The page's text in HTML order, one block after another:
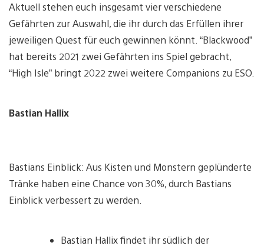
Aktuell stehen euch insgesamt vier verschiedene
Gefährten zur Auswahl, die ihr durch das Erfüllen ihrer
jeweiligen Quest für euch gewinnen könnt. “Blackwood”
hat bereits 2021 zwei Gefährten ins Spiel gebracht,
“High Isle” bringt 2022 zwei weitere Companions zu ESO.
Bastian Hallix
Bastians Einblick: Aus Kisten und Monstern geplünderte
Tränke haben eine Chance von 30%, durch Bastians
Einblick verbessert zu werden.
Bastian Hallix findet ihr südlich der